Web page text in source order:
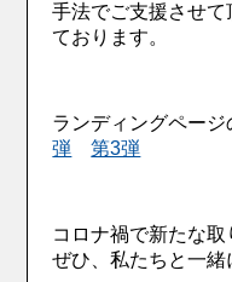
手法でご支援させ
ております。
ランディングペー
弾
第3弾
コロナ禍で新たな
ぜひ、私たちと一緒